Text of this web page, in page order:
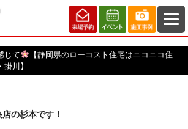
じて
【静岡県のローコスト住宅はニコニコ住
川】
の杉本です！